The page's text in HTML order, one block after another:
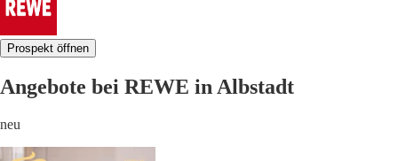
Prospekt öffnen
Angebote bei REWE in Albstadt
neu